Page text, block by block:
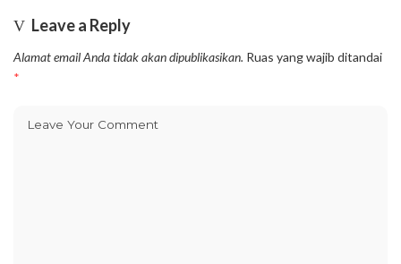
Leave a Reply
Alamat email Anda tidak akan dipublikasikan. Ruas yang wajib ditandai
*